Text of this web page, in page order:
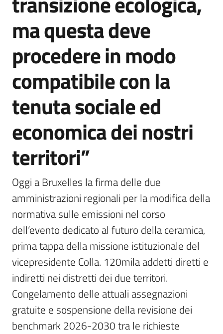
ma questa deve
procedere in modo
compatibile con la
tenuta sociale ed
economica dei nostri
territori”
Oggi a Bruxelles la firma delle due
amministrazioni regionali per la modifica della
normativa sulle emissioni nel corso
dell’evento dedicato al futuro della ceramica,
prima tappa della missione istituzionale del
vicepresidente Colla. 120mila addetti diretti e
indiretti nei distretti dei due territori.
Congelamento delle attuali assegnazioni
gratuite e sospensione della revisione dei
benchmark 2026-2030 tra le richieste